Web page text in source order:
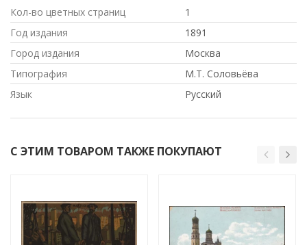
Кол-во цветных страниц
1
Год издания
1891
Город издания
Москва
Типография
М.Т. Соловьёва
Язык
Русский
С ЭТИМ ТОВАРОМ ТАКЖЕ ПОКУПАЮТ